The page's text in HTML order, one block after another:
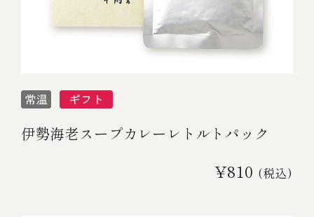
伊勢海老スープカレーレトルトパック
¥810 (税込)